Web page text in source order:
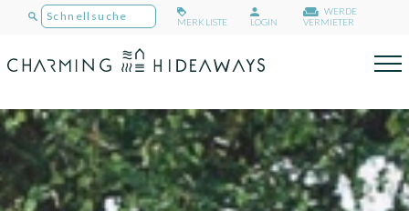
MERKLISTE LOGIN
WERDE
VERMIETER